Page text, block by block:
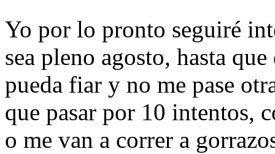
Yo por lo pronto seguiré
sea pleno agosto, hasta
pueda fiar y no me pase
que pasar por 10 intentos,
o me van a correr a